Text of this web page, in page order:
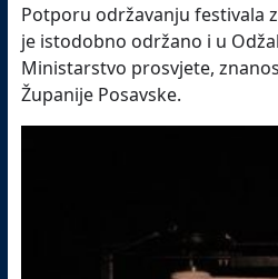
Potporu održavanju festivala
je istodobno održano i u
Ministarstvo prosvjete,
Županije Posavske.